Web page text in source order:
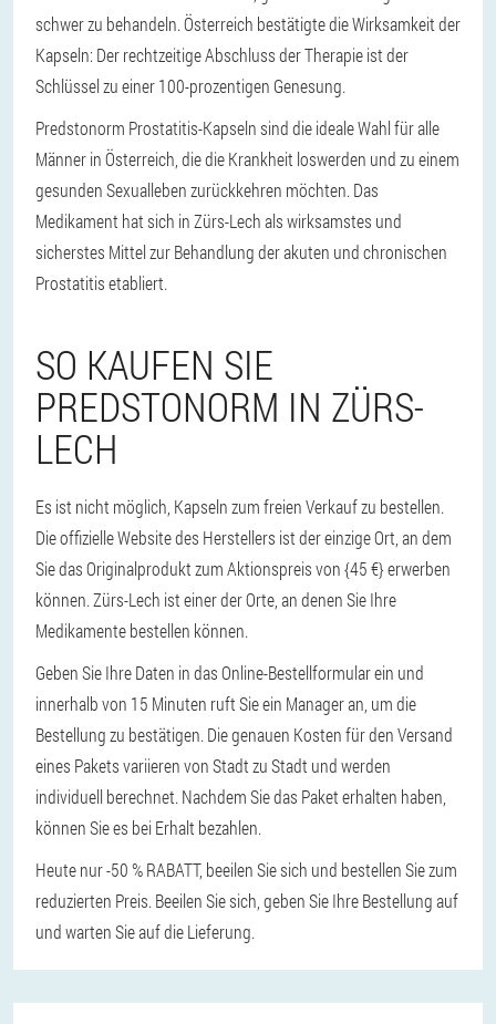
schwer zu behandeln. Österreich bestätigte die Wirksamkeit der
Kapseln: Der rechtzeitige Abschluss der Therapie ist der
Schlüssel zu einer 100-prozentigen Genesung.
Predstonorm Prostatitis-Kapseln sind die ideale Wahl für alle
Männer in Österreich, die die Krankheit loswerden und zu einem
gesunden Sexualleben zurückkehren möchten. Das
Medikament hat sich in Zürs-Lech als wirksamstes und
sicherstes Mittel zur Behandlung der akuten und chronischen
Prostatitis etabliert.
SO KAUFEN SIE
PREDSTONORM IN ZÜRS-
LECH
Es ist nicht möglich, Kapseln zum freien Verkauf zu bestellen.
Die offizielle Website des Herstellers ist der einzige Ort, an dem
Sie das Originalprodukt zum Aktionspreis von {45 €} erwerben
können. Zürs-Lech ist einer der Orte, an denen Sie Ihre
Medikamente bestellen können.
Geben Sie Ihre Daten in das Online-Bestellformular ein und
innerhalb von 15 Minuten ruft Sie ein Manager an, um die
Bestellung zu bestätigen. Die genauen Kosten für den Versand
eines Pakets variieren von Stadt zu Stadt und werden
individuell berechnet. Nachdem Sie das Paket erhalten haben,
können Sie es bei Erhalt bezahlen.
Heute nur -50 % RABATT, beeilen Sie sich und bestellen Sie zum
reduzierten Preis. Beeilen Sie sich, geben Sie Ihre Bestellung auf
und warten Sie auf die Lieferung.